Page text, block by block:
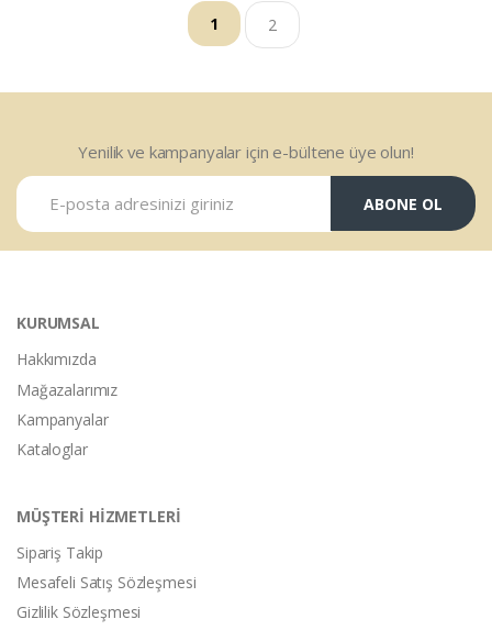
1 2
Yenilik ve kampanyalar için e-bültene üye olun!
ABONE OL
KURUMSAL
Hakkımızda
Mağazalarımız
Kampanyalar
Kataloglar
MÜŞTERİ HİZMETLERİ
Sipariş Takip
Mesafeli Satış Sözleşmesi
Gizlilik Sözleşmesi